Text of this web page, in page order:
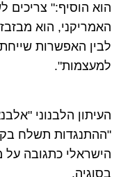
הוא הוסיף:" צריכים
האמריקני, הוא
לבין האפשרות
למעצמות".
העיתון הלבנוני
"ההתנגדות תשלח
הישראלי כתגובה על
בסוגיה.